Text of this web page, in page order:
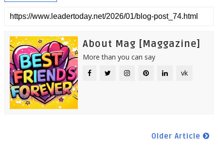
About Mag [Maggazine]
More than you can say
vk
Older Article